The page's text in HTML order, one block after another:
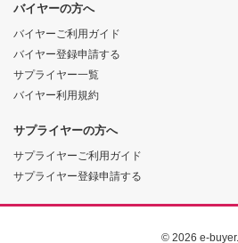
バイヤーの方へ
バイヤーご利用ガイド
バイヤー登録申請する
サプライヤー一覧
バイヤー利用規約
サプライヤーの方へ
サプライヤーご利用ガイド
サプライヤー登録申請する
© 2026 e-buyer.